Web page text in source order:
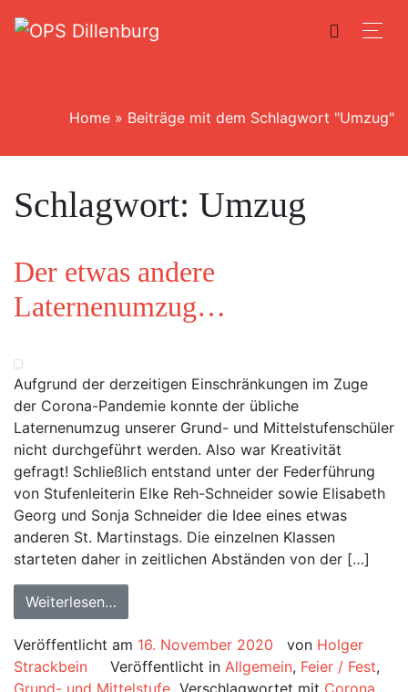
Home » Beiträge mit dem Schlagwort "Umzug"
Schlagwort: Umzug
Der etwas andere
Laternenumzug…
Aufgrund der derzeitigen Einschränkungen im Zuge
der Corona-Pandemie konnte der übliche
Laternenumzug unserer Grund- und Mittelstufenschüler
nicht durchgeführt werden. Also war Kreativität
gefragt! Schließlich entstand unter der Federführung
von Stufenleiterin Elke Reh-Schneider sowie Elisabeth
Georg und Sonja Schneider die Idee eines etwas
anderen St. Martinstags. Die einzelnen Klassen
starteten daher in zeitlichen Abständen von der […]
Weiterlesen…
Veröffentlicht am 16. November 2020 von Holger
Strackbein
Veröffentlicht in Allgemein, Feier / Fest,
Grund- und Mittelstufe Verschlagwortet mit Corona,